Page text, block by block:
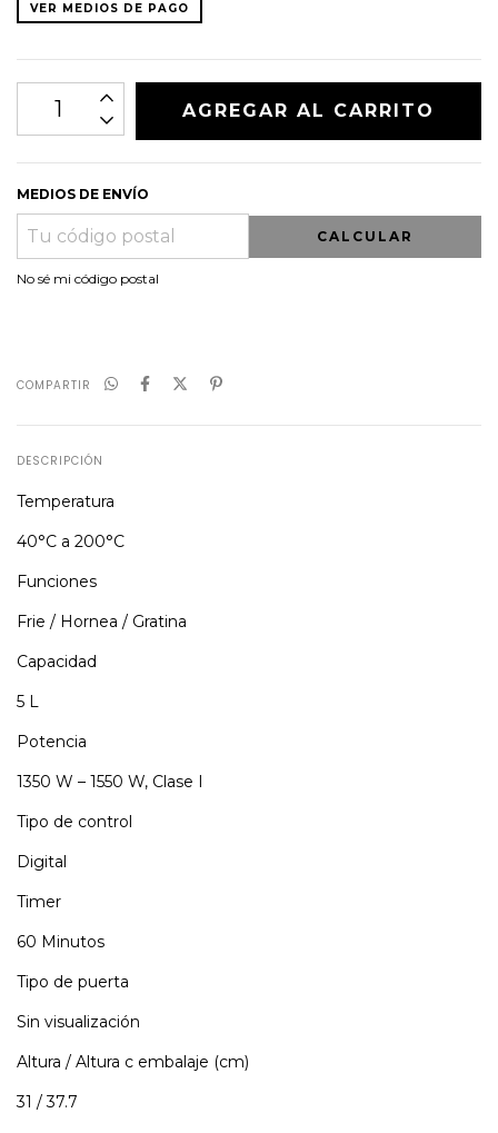
VER MEDIOS DE PAGO
MEDIOS DE ENVÍO
CALCULAR
No sé mi código postal
COMPARTIR
DESCRIPCIÓN
Temperatura
40°C a 200°C
Funciones
Frie / Hornea / Gratina
Capacidad
5 L
Potencia
1350 W – 1550 W, Clase I
Tipo de control
Digital
Timer
60 Minutos
Tipo de puerta
Sin visualización
Altura / Altura c embalaje (cm)
31 / 37.7